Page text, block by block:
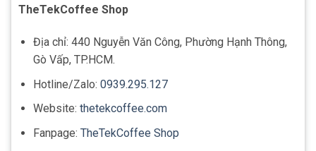
TheTekCoffee Shop
Địa chỉ: 440 Nguyễn Văn Công, Phường Hạnh Thông,
Gò Vấp, TP.HCM.
Hotline/Zalo: 0939.295.127
Website: thetekcoffee.com
Fanpage: TheTekCoffee Shop